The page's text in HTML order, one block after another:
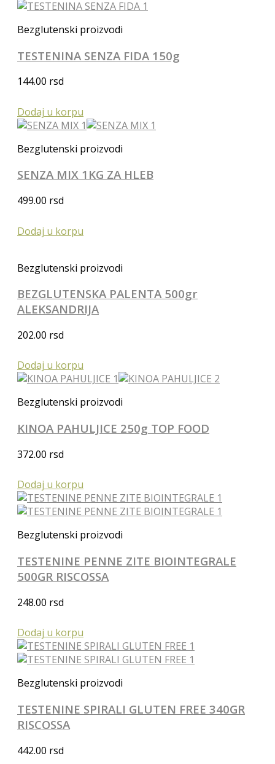
Bezglutenski proizvodi
TESTENINA SENZA FIDA 150g
144.00 rsd
Dodaj u korpu
Bezglutenski proizvodi
SENZA MIX 1KG ZA HLEB
499.00 rsd
Dodaj u korpu
Bezglutenski proizvodi
BEZGLUTENSKA PALENTA 500gr
ALEKSANDRIJA
202.00 rsd
Dodaj u korpu
Bezglutenski proizvodi
KINOA PAHULJICE 250g TOP FOOD
372.00 rsd
Dodaj u korpu
Bezglutenski proizvodi
TESTENINE PENNE ZITE BIOINTEGRALE
500GR RISCOSSA
248.00 rsd
Dodaj u korpu
Bezglutenski proizvodi
TESTENINE SPIRALI GLUTEN FREE 340GR
RISCOSSA
442.00 rsd